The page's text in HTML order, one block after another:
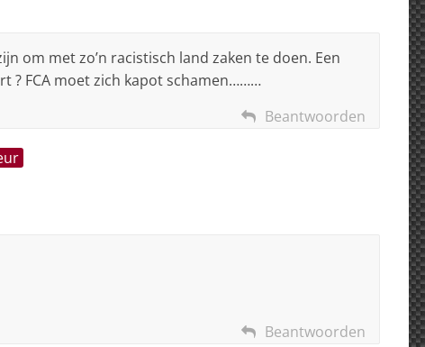
om met zo’n racistisch land zaken te doen. Een
? FCA moet zich kapot schamen………
Beantwoorden
Beantwoorden